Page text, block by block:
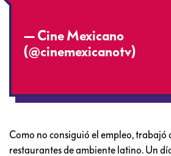
— Cine Mexicano
(@cinemexicanotv)
Como no consiguió el empleo, trabajó
restaurantes de ambiente latino. Un